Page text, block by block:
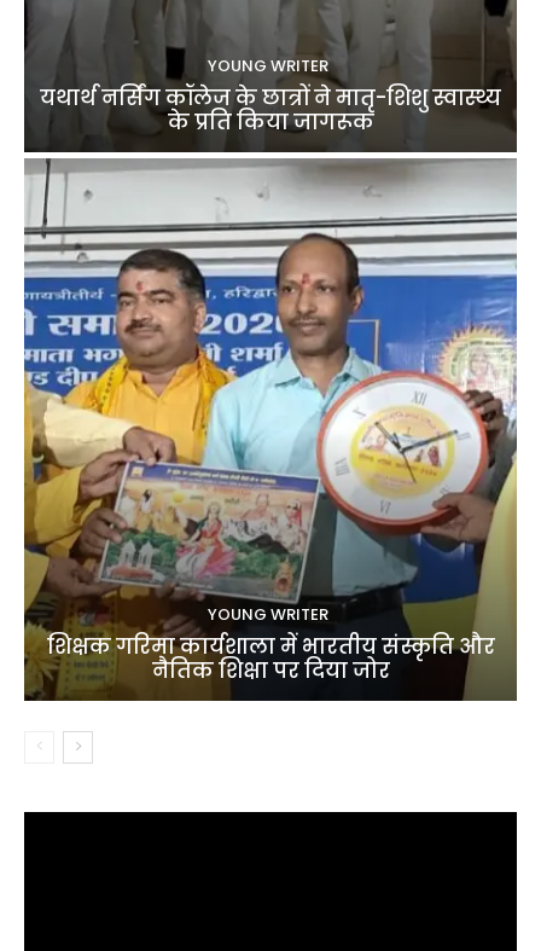
YOUNG WRITER
यथार्थ नर्सिंग कॉलेज के छात्रों ने मातृ-शिशु स्वास्थ्य
के प्रति किया जागरूक
YOUNG WRITER
शिक्षक गरिमा कार्यशाला में भारतीय संस्कृति और
नैतिक शिक्षा पर दिया जोर